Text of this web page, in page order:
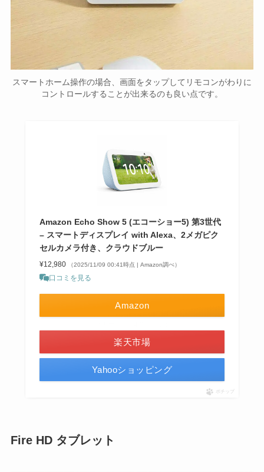
スマートホーム操作の場合、画面をタップしてリモコンがわりに
コントロールすることが出来るのも良い点です。
Amazon Echo Show 5 (エコーショー5) 第3世代
– スマートディスプレイ with Alexa、2メガピク
セルカメラ付き、クラウドブルー
¥12,980 （2025/11/09 00:41時点 | Amazon調べ）
口コミを見る
Amazon
楽天市場
Yahooショッピング
ポチップ
Fire HD タブレット